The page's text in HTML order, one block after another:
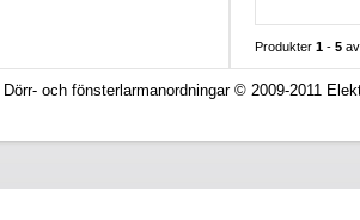
Produkter 1 - 5
Dörr- och fönsterlarmanordningar © 2009-2011